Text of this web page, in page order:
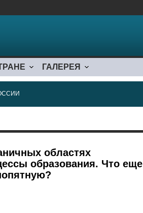
ГАЛЕРЕЯ
областях
образования. Что еще